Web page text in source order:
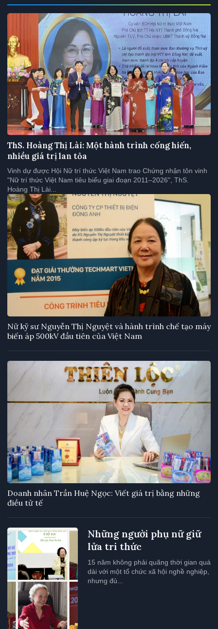
ThS. Hoàng Thị Lài: Một hành trình cống hiến,
nhiều giá trị lan tỏa
Vinh dự được Hội Nữ trí thức Việt Nam trao Chứng nhận tôn vinh
"Nữ trí thức Việt Nam tiêu biểu giai đoạn 2011–2026", ThS.
Hoàng Thị Lài...
Nữ kỹ sư Nguyễn Thị Nguyệt và hành trình chế tạo máy
biến áp 500kV đầu tiên của Việt Nam
Doanh nhân Trần Huệ Ngọc: Viết giá trị bằng những
điều tử tế
Những người phụ nữ giữ
lửa tri thức
15 năm không phải quãng thời gian quá
dài với một tổ chức xã hội nghề nghiệp,
nhưng đủ...